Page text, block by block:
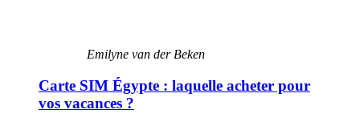
Emilyne van der Beken
Carte SIM Égypte : laquelle acheter pour
vos vacances ?